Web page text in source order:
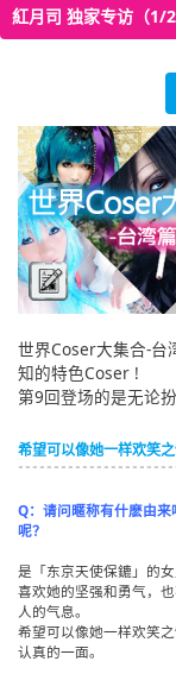
紅月司 独家专访（1/2
世界Coser大集合-台
知的特色Coser !
第9回登场的是无论
希望可以像她一样欢笑
Q：请问暱称有什麽由
呢？
是「东京天使保鏕」的
喜欢她的坚强和勇气，
人的气息。
希望可以像她一样欢笑
认真的一面。